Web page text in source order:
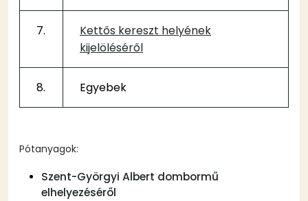
7.
Kettős kereszt helyének
kijelöléséről
8. Egyebek
Pótanyagok:
Szent-Györgyi Albert dombormű
elhelyezéséről